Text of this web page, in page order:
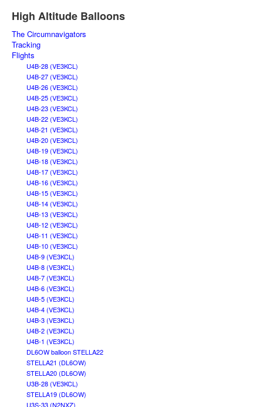
High Altitude Balloons
The Circumnavigators
Tracking
Flights
U4B-28 (VE3KCL)
U4B-27 (VE3KCL)
U4B-26 (VE3KCL)
U4B-25 (VE3KCL)
U4B-23 (VE3KCL)
U4B-22 (VE3KCL)
U4B-21 (VE3KCL)
U4B-20 (VE3KCL)
U4B-19 (VE3KCL)
U4B-18 (VE3KCL)
U4B-17 (VE3KCL)
U4B-16 (VE3KCL)
U4B-15 (VE3KCL)
U4B-14 (VE3KCL)
U4B-13 (VE3KCL)
U4B-12 (VE3KCL)
U4B-11 (VE3KCL)
U4B-10 (VE3KCL)
U4B-9 (VE3KCL)
U4B-8 (VE3KCL)
U4B-7 (VE3KCL)
U4B-6 (VE3KCL)
U4B-5 (VE3KCL)
U4B-4 (VE3KCL)
U4B-3 (VE3KCL)
U4B-2 (VE3KCL)
U4B-1 (VE3KCL)
DL6OW balloon STELLA22
STELLA21 (DL6OW)
STELLA20 (DL6OW)
U3B-28 (VE3KCL)
STELLA19 (DL6OW)
U3S-33 (N2NXZ)